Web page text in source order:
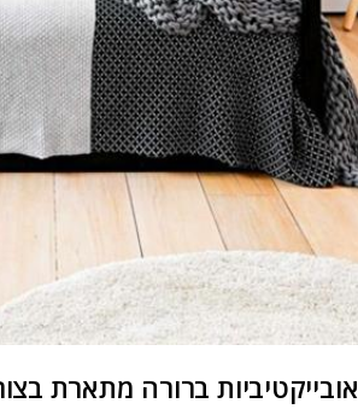
אובייקטיביות ברורה מתארת